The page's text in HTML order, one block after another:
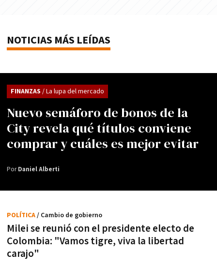
NOTICIAS MÁS LEÍDAS
Nuevo semáforo de bonos de la
City revela qué títulos conviene
comprar y cuáles es mejor evitar
FINANZAS / La lupa del mercado
PorDaniel Alberti
Milei se reunió con el presidente electo de
Colombia: "Vamos tigre, viva la libertad
carajo"
POLÍTICA/ Cambio de gobierno